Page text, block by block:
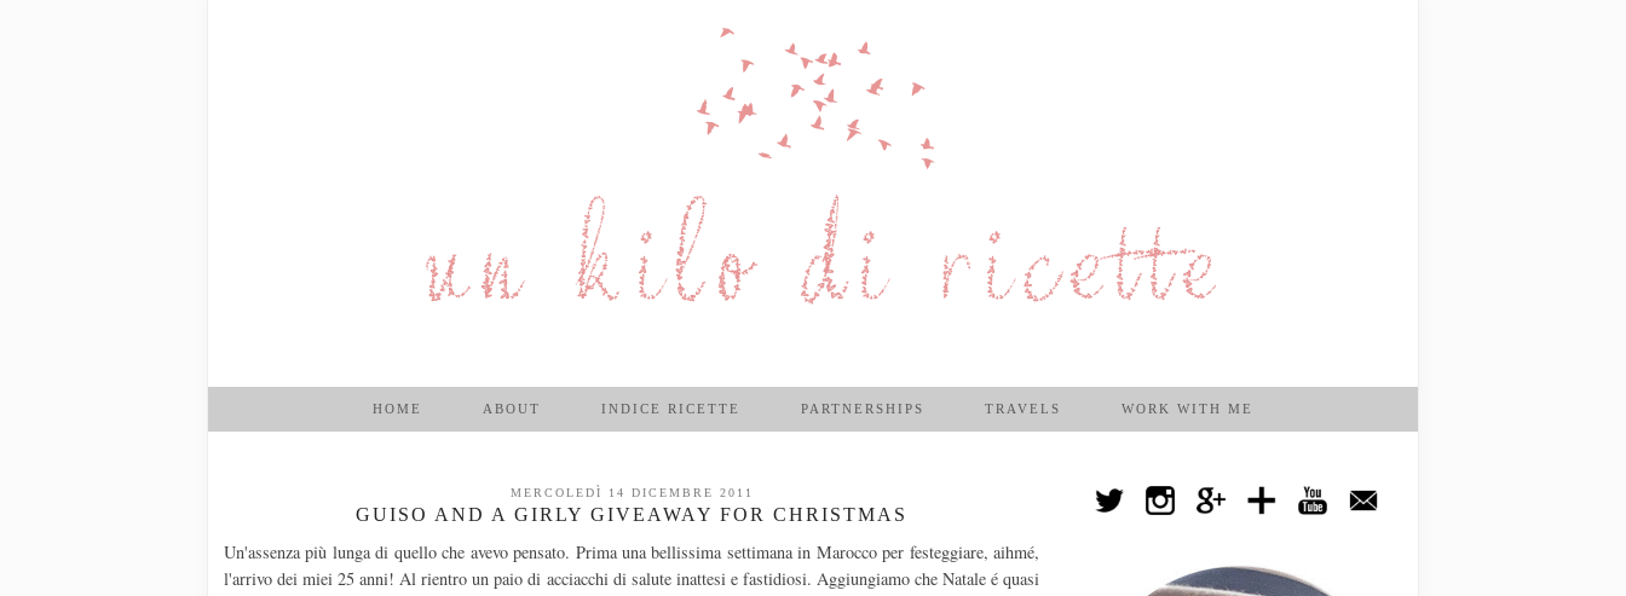
HOME ABOUT INDICE RICETTE PARTNERSHIPS TRAVELS WORK WITH ME
MERCOLEDÌ 14 DICEMBRE 2011
GUISO AND A GIRLY GIVEAWAY FOR CHRISTMAS
Un'assenza più lunga di quello che avevo pensato. Prima una bellissima settimana in Marocco per festeggiare, aihmé,
l'arrivo dei miei 25 anni! Al rientro un paio di acciacchi di salute inattesi e fastidiosi. Aggiungiamo che Natale é quasi